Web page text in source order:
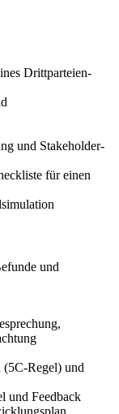
Drittparteien-
und Stakeholder-
für einen
und
Regel) und
und Feedback